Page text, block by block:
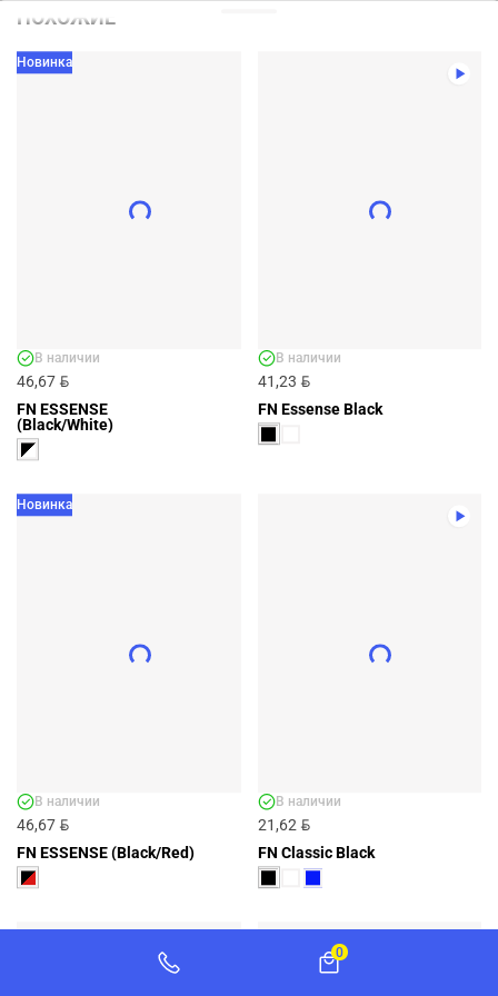
BYN
ПОХОЖИЕ
Новинка
46,67 BYN
В наличии
FN ESSENSE
(Black/White)
41,23 BYN
В наличии
FN Essense Black
Новинка
46,67 BYN
В наличии
FN ESSENSE (Black/Red)
21,62 BYN
В наличии
FN Classic Black
0